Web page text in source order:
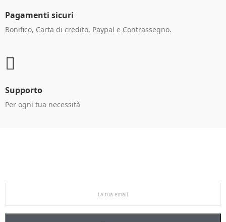
Pagamenti sicuri
Bonifico, Carta di credito, Paypal e Contrassegno.
Supporto
Per ogni tua necessità